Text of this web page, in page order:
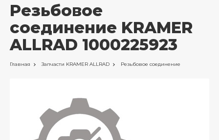
Резьбовое
соединение KRAMER
ALLRAD 1000225923
Главная Запчасти KRAMER ALLRAD Резьбовое соединение